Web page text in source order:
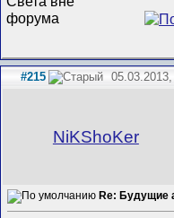
#215
NiKShoKer
Re: Будущие